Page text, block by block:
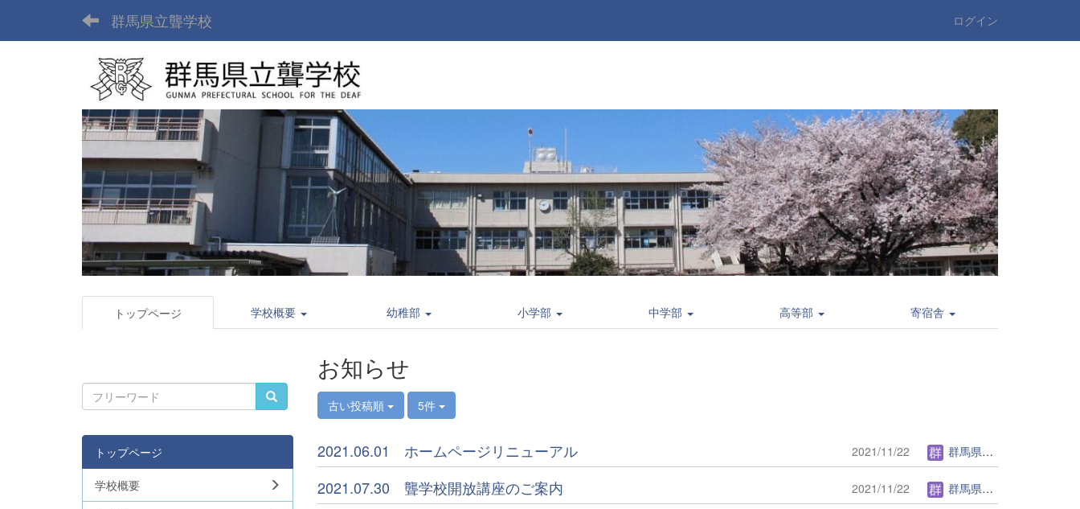
群馬県立聾学校 ログイン
トップページ 学校概要 幼稚部 小学部 中学部 高等部 寄宿舎
お知らせ
古い投稿順 5件
2021.06.01 ホームページリニューアル 2021/11/22 群馬県立聾学校管理者
2021.07.30 聾学校開放講座のご案内 2021/11/22 群馬県立聾学校管理者
トップページ
学校概要